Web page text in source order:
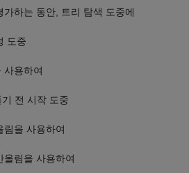
하는 동안, 트리 탐색 도중에
도중
용하여
전 시작 도중
을 사용하여
림을 사용하여